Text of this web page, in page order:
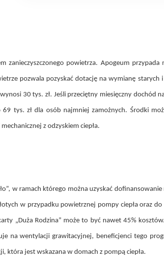
zanieczyszczonego powietrza. Apogeum
pozwala pozyskać dotację na wymianę
30 tys. zł. Jeśli przeciętny miesięczny
tys. zł dla osób najmniej zamożnych. Środki
z odzyskiem ciepła.
w ramach którego można uzyskać
w przypadku powietrznej pompy ciepła oraz
„Duża Rodzina” może to być nawet 45%
na wentylacji grawitacyjnej, beneficjenci tego
która jest wskazana w domach z pompą ciepła.